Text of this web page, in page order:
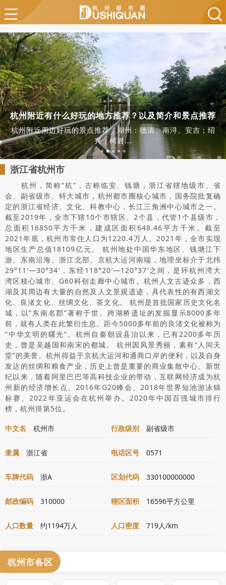
杭州附近有什么好玩的地方推荐？以及简介和景点推荐
杭州附近周边好玩的景点推荐，湖州：德清、南浔、安吉；绍
兴：柯岩...
浙江省杭州市
杭州，简称“杭”，古称临安、钱塘，浙江省辖地级市、省
会、副省级市、特大城市，杭州都市圈核心城市，国务院批复确
定的浙江省经济、文化、科教中心，长江三角洲中心城市之一。
截至2019年，全市下辖10个市辖区、2个县，代管1个县级市，
总面积16850平方千米，建成区面积648.46平方千米。截至
2021年底，杭州市常住人口为1220.4万人。2021年，全市实现
地区生产总值18109亿元。 杭州地处中国华东地区、钱塘江下
游、东南沿海、浙江北部、京杭大运河南端，地理坐标介于北纬
29°11′—30°34′，东经118°20′—120°37′之间，是环杭州湾大
湾区核心城市、G60科创走廊中心城市。杭州人文古迹众多，西
湖及其周边有大量的自然及人文景观遗迹，具代表性的有西湖文
化、良渚文化、丝绸文化、茶文化。 杭州是首批国家历史文化名
城，以“东南名郡”著称于世。跨湖桥遗址的发掘显示8000多年
前，就有人类在此繁衍生息。距今5000多年前的良渚文化被称为
“中华文明的曙光”。杭州自秦朝设县治以来，已有2200多年历
史，曾是吴越国和南宋的都城。 杭州因风景秀丽，素有“人间天
堂”的美誉。杭州得益于京杭大运河和通商口岸的便利，以及自身
发达的丝绸和粮食产业，历史上曾是重要的商业集散中心。新世
纪以来，随着阿里巴巴等高科技企业的带动，互联网经济成为杭
州新的经济增长点。2016年G20峰会、2018年世界短池游泳锦
标赛、2022年亚运会在杭州举办。2020年中国百强城市排行
榜，杭州排第5位。
中文名 杭州市 行政级别 副省级市
隶属 浙江省 电话区号 0571
车牌代码 浙A 区划代码 330100000000
邮政编码 310000 辖区面积 16596平方公里
人口数量 约1194万人 人口密度 719人/km
杭州市各区